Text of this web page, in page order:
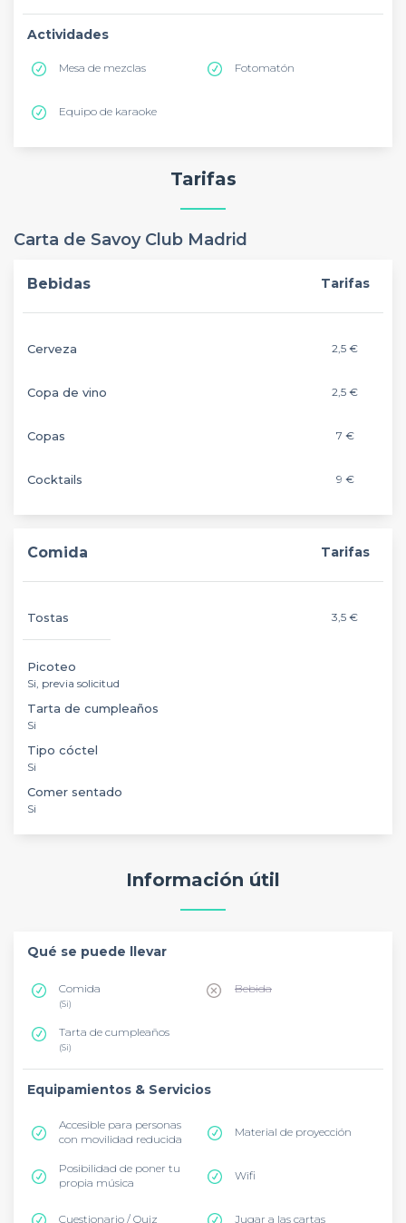
Actividades
Mesa de mezclas Fotomatón
Equipo de karaoke
Tarifas
Carta de Savoy Club Madrid
Bebidas Tarifas
Cerveza 2,5 €
Copa de vino 2,5 €
Copas 7 €
Cocktails 9 €
Comida Tarifas
Tostas 3,5 €
Picoteo
Si, previa solicitud
Tarta de cumpleaños
Si
Tipo cóctel
Si
Comer sentado
Si
Información útil
Qué se puede llevar
Comida
(Si)
Bebida
Tarta de cumpleaños
(Si)
Equipamientos & Servicios
Accesible para personas
con movilidad reducida
Material de proyección
Posibilidad de poner tu
propia música
Wifi
Cuestionario / Quiz Jugar a las cartas